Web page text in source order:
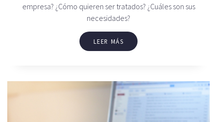
empresa? ¿Cómo quieren ser tratados? ¿Cuáles son sus
necesidades?
LEER MÁS